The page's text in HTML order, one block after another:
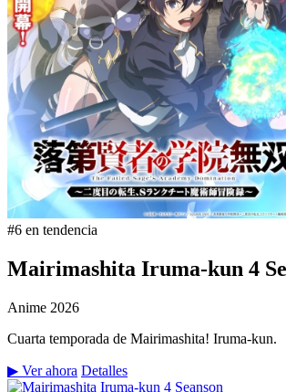
#6 en tendencia
Mairimashita Iruma-kun 4
Anime 2026
Cuarta temporada de Mairimashita! Iruma-kun.
▶ Ver ahora Detalles